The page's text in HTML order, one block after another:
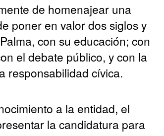
de homenajear una
poner en valor dos siglos y
con su educación; con
el debate público, y con la
responsabilidad cívica.
a la entidad, el
la candidatura para